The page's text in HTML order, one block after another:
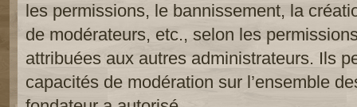
les permissions, le bannissement, la
de modérateurs, etc., selon les
attribuées aux autres administrateurs. Ils
capacités de modération sur l’ensemble